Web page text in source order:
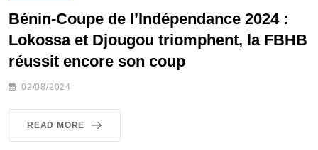
Bénin-Coupe de l’Indépendance 2024 :
Lokossa et Djougou triomphent, la FBHB
réussit encore son coup
02/08/2024
READ MORE